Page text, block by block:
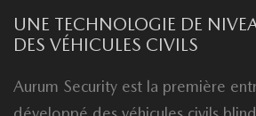
UNE TECHNOLOGIE DE
DES VÉHICULES CIVILS
Aurum Security est la première